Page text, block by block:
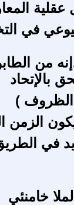
عقلية
في
من
بالإتحاد
الظروف )
الزمن
في
خامنئي